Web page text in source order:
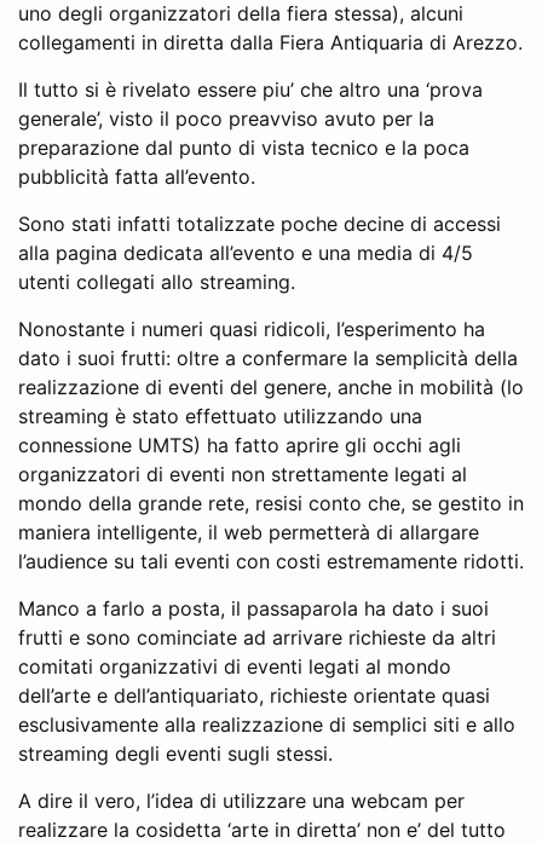
uno degli organizzatori della fiera stessa), alcuni
collegamenti in diretta dalla Fiera Antiquaria di Arezzo.
Il tutto si è rivelato essere piu’ che altro una ‘prova
generale’, visto il poco preavviso avuto per la
preparazione dal punto di vista tecnico e la poca
pubblicità fatta all’evento.
Sono stati infatti totalizzate poche decine di accessi
alla pagina dedicata all’evento e una media di 4/5
utenti collegati allo streaming.
Nonostante i numeri quasi ridicoli, l’esperimento ha
dato i suoi frutti: oltre a confermare la semplicità della
realizzazione di eventi del genere, anche in mobilità (lo
streaming è stato effettuato utilizzando una
connessione UMTS) ha fatto aprire gli occhi agli
organizzatori di eventi non strettamente legati al
mondo della grande rete, resisi conto che, se gestito in
maniera intelligente, il web permetterà di allargare
l’audience su tali eventi con costi estremamente ridotti.
Manco a farlo a posta, il passaparola ha dato i suoi
frutti e sono cominciate ad arrivare richieste da altri
comitati organizzativi di eventi legati al mondo
dell’arte e dell’antiquariato, richieste orientate quasi
esclusivamente alla realizzazione di semplici siti e allo
streaming degli eventi sugli stessi.
A dire il vero, l’idea di utilizzare una webcam per
realizzare la cosidetta ‘arte in diretta’ non e’ del tutto